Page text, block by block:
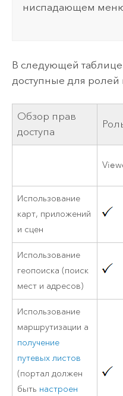
ниспадающем
В следующей таблице
доступные для
Обзор прав
доступа
Использование
карт, приложений
и сцен
Использование
геопоиска (поиск
мест и адресов)
Использование
маршрутизации а
получение
путевых листов
(портал должен
быть настроен